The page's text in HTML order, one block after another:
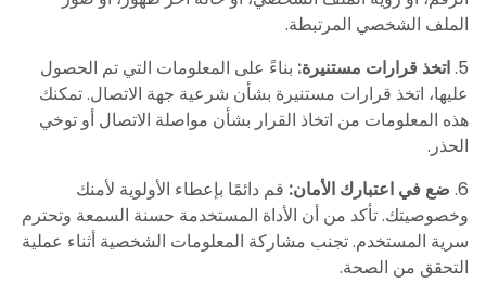
الملف الشخصي المرتبطة.
5. اتخذ قرارات مستنيرة: بناءً على المعلومات التي تم الحصول
عليها، اتخذ قرارات مستنيرة بشأن شرعية جهة الاتصال. تمكنك
هذه المعلومات من اتخاذ القرار بشأن مواصلة الاتصال أو توخي
الحذر.
6. ضع في اعتبارك الأمان: قم دائمًا بإعطاء الأولوية لأمنك
وخصوصيتك. تأكد من أن الأداة المستخدمة حسنة السمعة وتحترم
سرية المستخدم. تجنب مشاركة المعلومات الشخصية أثناء عملية
التحقق من الصحة.